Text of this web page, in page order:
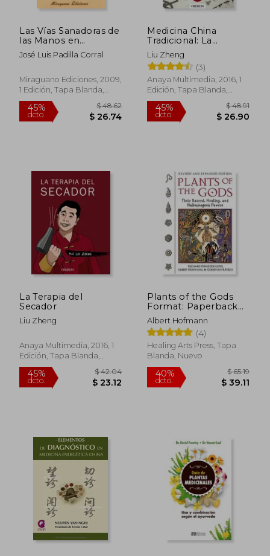
45%
dcto. $ 15.70
45%
dcto. $
Las Vías Sanadoras de
las Manos en
Medicina Tradicional
China
José Luis Padilla Corral
Miraguano Ediciones, 2009,
1 Edición, Tapa Blanda,
Nuevo
Medicina China
Tradicional: La
Armonía Mente-
Cuerpo Para no
Enfermar
Liu Zheng
(3)
Anaya Multimedia, 2016, 1
Edición, Tapa Blanda,
Nuevo
La Terapia del
Secador
Liu Zheng
Anaya Multimedia, 2016, 1
Edición, Tapa Blanda,
Nuevo
Plants of the Gods
Format: Paperback
(en Inglés)
Albert Hofmann
(4)
Healing Arts Press, Tapa
Blanda, Nuevo